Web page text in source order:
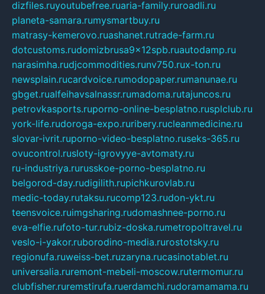
dizfiles.ruyoutubefree.ruaria-family.ruroadli.ru
planeta-samara.rumysmartbuy.ru
matrasy-kemerovo.ruashanet.rutrade-farm.ru
dotcustoms.rudomizbrusa9x12spb.ruautodamp.ru
narasimha.rudjcommodities.runv750.rux-ton.ru
newsplain.rucardvoice.rumodopaper.rumanunae.ru
gbget.rualfeihavsalnassr.rumadoma.rutajuncos.ru
petrovkasports.ruporno-online-besplatno.rusplclub.ru
york-life.rudoroga-expo.ruribery.rucleanmedicine.ru
slovar-ivrit.ruporno-video-besplatno.ruseks-365.ru
ovucontrol.rusloty-igrovyye-avtomaty.ru
ru-industriya.rurusskoe-porno-besplatno.ru
belgorod-day.rudigilith.rupichkurovlab.ru
medic-today.rutaksu.rucomp123.rudon-ykt.ru
teensvoice.ruimgsharing.rudomashnee-porno.ru
eva-elfie.rufoto-tur.rubiz-doska.rumetropoltravel.ru
veslo-i-yakor.ruborodino-media.rurostotsky.ru
regionufa.ruweiss-bet.ruzaryna.rucasinotablet.ru
universalia.ruremont-mebeli-moscow.rutermomur.ru
clubfisher.ruremstirufa.ruerdamchi.rudoramamama.ru